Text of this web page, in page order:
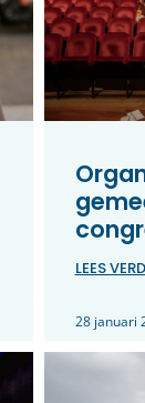
LEES
28 januari